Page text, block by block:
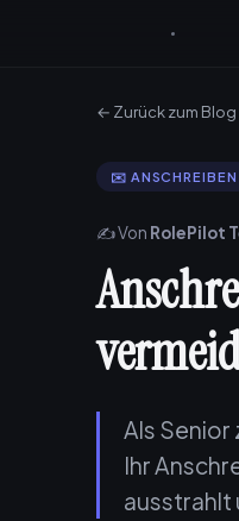
← Zurück zum Blog
✉️ ANSCHREIBEN
✍️ Von RolePilot
Als Senior
Ihr
ausstrahlt